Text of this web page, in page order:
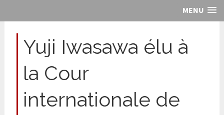
MENU
Yuji Iwasawa élu à
la Cour
internationale de